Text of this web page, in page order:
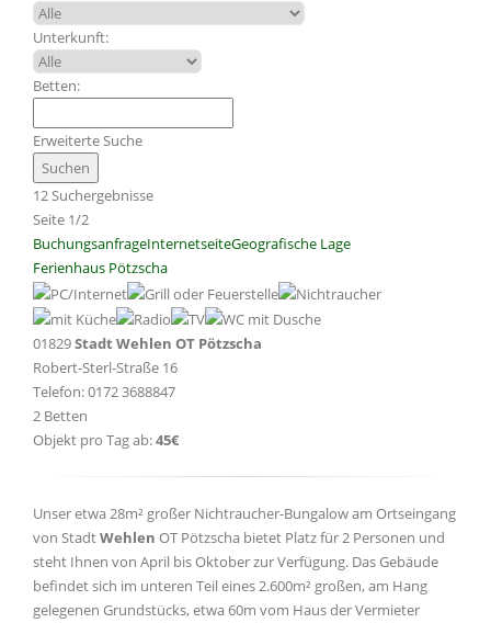
Unterkunft:
Betten:
Erweiterte Suche
12 Suchergebnisse
Seite 1/2
BuchungsanfrageInternetseiteGeografische Lage
Ferienhaus Pötzscha
01829Stadt Wehlen OT Pötzscha
Robert-Sterl-Straße 16
Telefon: 0172 3688847
2 Betten
Objekt pro Tag ab:45€
Unser etwa 28m² großer Nichtraucher-Bungalow am Ortseingang
von StadtWehlen OT Pötzscha bietet Platz für 2 Personen und
steht Ihnen von April bis Oktober zur Verfügung. Das Gebäude
befindet sich im unteren Teil eines 2.600m² großen, am Hang
gelegenen Grundstücks, etwa 60m vom Haus der Vermieter